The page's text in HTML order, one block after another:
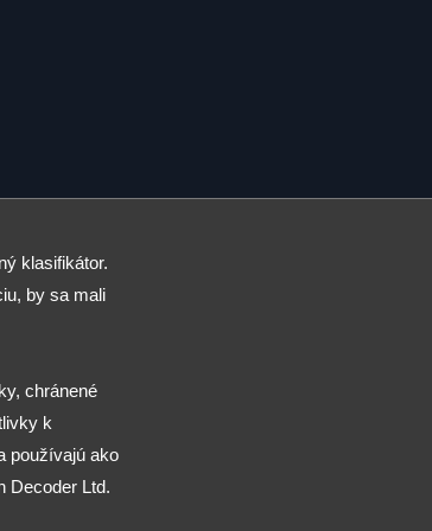
klasifikátor.
by sa mali
chránené
k
používajú ako
Decoder Ltd.